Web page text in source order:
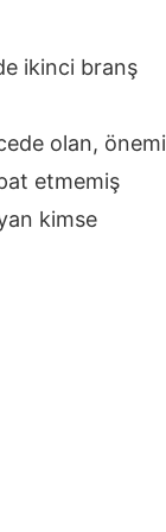
ikinci branş
olan,
etmemiş
kimse